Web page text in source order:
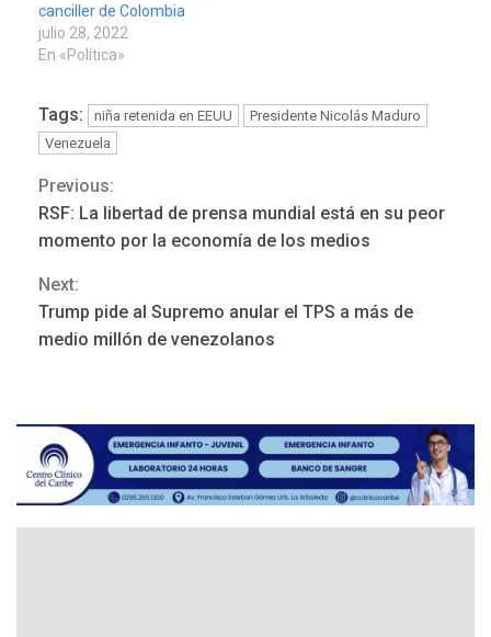
canciller de Colombia
julio 28, 2022
En «Política»
Tags: niña retenida en EEUU
Presidente Nicolás Maduro
Venezuela
Continue
Reading
Previous:
RSF: La libertad de prensa mundial está en su peor
momento por la economía de los medios
Next:
Trump pide al Supremo anular el TPS a más de
medio millón de venezolanos
3
LATINOAMÉRICA Y CARIBE
TITULARES
ÚLTIMA HORA
armados
4
EEUU para Gaza apoyado
por Hamás
DESTACADOS
REGIONALES
ÚLTIMA HORA